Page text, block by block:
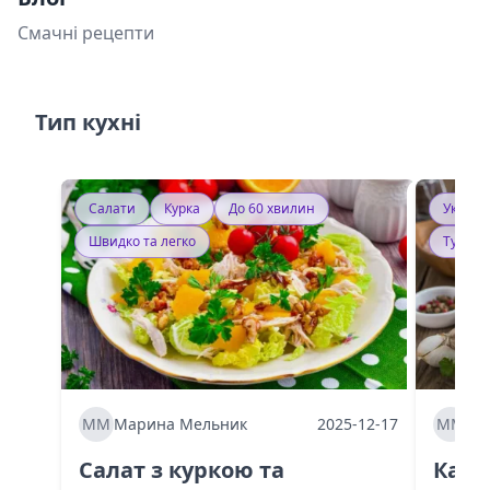
Смачні рецепти
Тип кухні
Салати Курка
До 60 хвилин
Швидко та легко
ММ Марина Мельник 2025-12-17
Салат з куркою та
ММ